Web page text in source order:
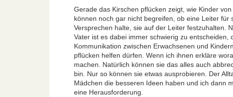
Gerade das Kirschen pflücken zeigt, wie Kinder
können noch gar nicht begreifen, ob eine Leiter
Versprechen halte, sie auf der Leiter festzuhalten.
Vater ist es dabei immer schwierig zu
Kommunikation zwischen Erwachsenen und
pflücken helfen dürfen. Wenn ich ihnen erkläre
machen. Natürlich können sie das alles auch
bin. Nur so können sie etwas ausprobieren. Der
Mädchen die besseren Ideen haben und ich dann
eine Herausforderung.